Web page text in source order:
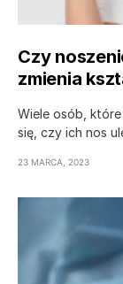
Czy
zmienia
Wiele osób,
się, czy ich nos
23 MARCA, 2023